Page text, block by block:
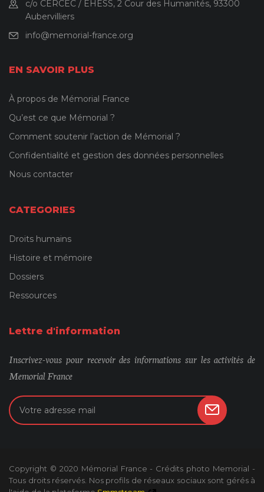
c/o CERCEC / EHESS, 2 Cour des Humanités, 93300
Aubervilliers
info@memorial-france.org
EN SAVOIR PLUS
À propos de Mémorial France
Qu’est ce que Mémorial ?
Comment soutenir l’action de Mémorial ?
Confidentialité et gestion des données personnelles
Nous contacter
CATEGORIES
Droits humains
Histoire et mémoire
Dossiers
Ressources
Lettre d'information
Inscrivez-vous pour recevoir des informations sur les activités de
Memorial France
Copyright © 2020 Mémorial France - Crédits photo Memorial -
Tous droits réservés. Nos profils de réseaux sociaux sont gérés à